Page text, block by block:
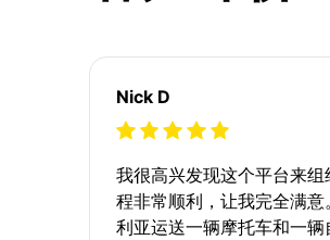
Nick D
我很高兴发现这个平台来
程非常顺利，让我完全满
利亚运送一辆摩托车和一